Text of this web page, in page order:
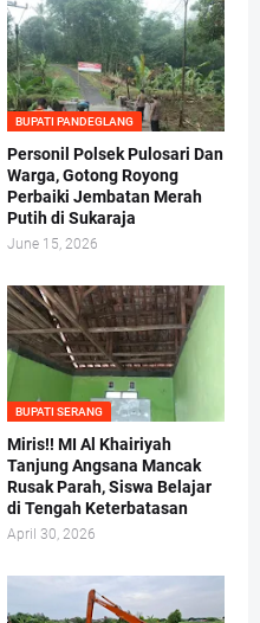
BUPATI PANDEGLANG
Personil Polsek Pulosari Dan
Warga, Gotong Royong
Perbaiki Jembatan Merah
Putih di Sukaraja
June 15, 2026
BUPATI SERANG
Miris!! MI Al Khairiyah
Tanjung Angsana Mancak
Rusak Parah, Siswa Belajar
di Tengah Keterbatasan
April 30, 2026